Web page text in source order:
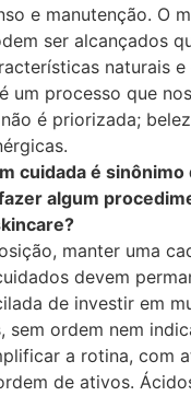
e manutenção. O
ser alcançados
naturais
um processo que
é priorizada;
cuidada é sinônimo
algum
manter uma
devem
de investir em
sem ordem nem
a rotina, com
de ativos.